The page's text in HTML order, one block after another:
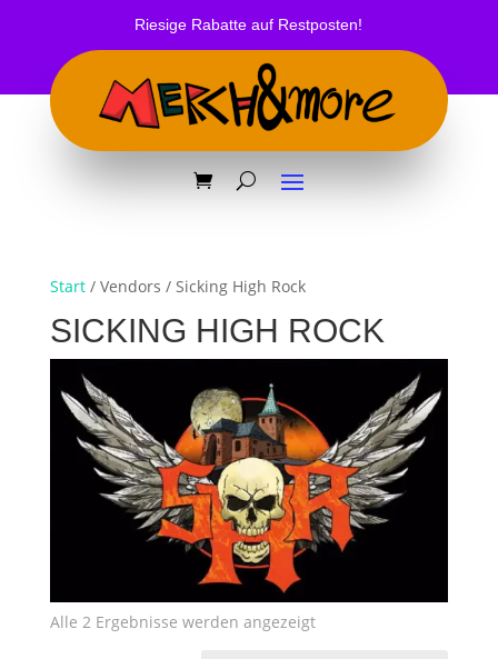
Riesige Rabatte auf Restposten!
Start/ Vendors / Sicking High Rock
SICKING HIGH ROCK
Alle 2 Ergebnisse werden angezeigtNach